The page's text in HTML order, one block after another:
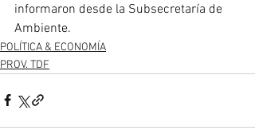
informaron desde la Subsecretaría de
Ambiente.
POLÍTICA & ECONOMÍA
PROV. TDF